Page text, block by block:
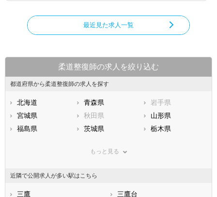
最近見た求人一覧
柔道整復師の求人を絞り込む
都道府県から柔道整復師の求人を探す
北海道 青森県
岩手県
宮城県
秋田県
山形県
福島県
茨城県
栃木県
神奈川県
石川県
福井県
静岡県
もっと見る
近隣で公開求人が多い駅はこちら
三鷹
三鷹台